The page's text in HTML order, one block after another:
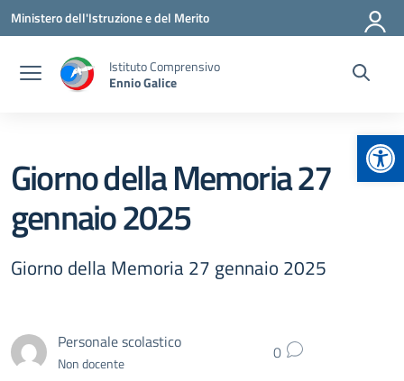
Vai ai contenuti
Vai al menu di navigazione
Vai al footer
Ministero dell'Istruzione e del Merito
Istituto Comprensivo
Ennio Galice
Giorno della Memoria 27
gennaio 2025
Giorno della Memoria 27 gennaio 2025
Personale scolastico
Non docente 0